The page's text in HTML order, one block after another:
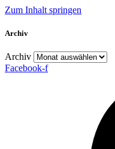
Zum Inhalt springen
Archiv
Archiv
Facebook-f